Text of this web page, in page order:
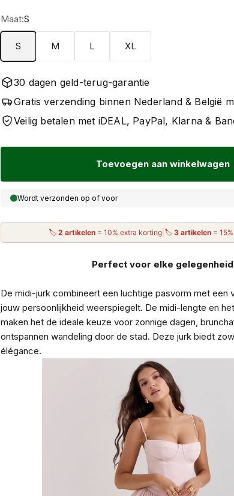
Maat:S
S M L XL
30 dagen geld-terug-garantie
Gratis verzending binnen Nederland & België
Veilig betalen met iDEAL, PayPal, Klarna &
Toevoegen aan winkelwagen
Wordt verzonden op of voor
🏷 2 artikelen= 10% extra korting| 🏷 3 artikelen=
Perfect voor elke gelegenheid
De midi-jurk combineert een luchtige pasvorm met een
jouw persoonlijkheid weerspiegelt. De midi-lengte en
maken het de ideale keuze voor zonnige dagen,
ontspannen wandeling door de stad. Deze jurk biedt
élégance.